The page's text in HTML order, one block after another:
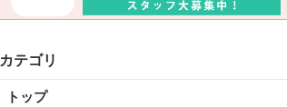
カテゴリ
トップ